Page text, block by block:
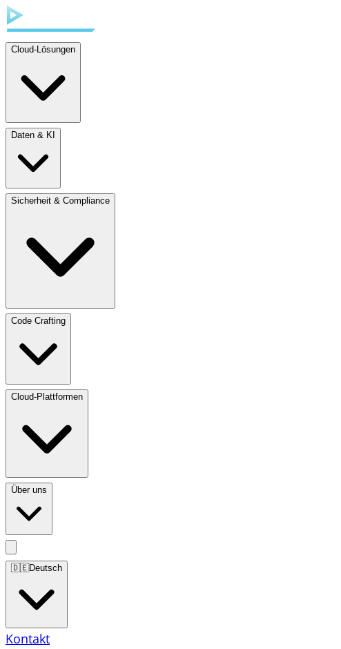
Cloud-Lösungen
Daten & KI
Sicherheit & Compliance
Code Crafting
Cloud-Plattformen
Über uns
🇩🇪Deutsch
Kontakt